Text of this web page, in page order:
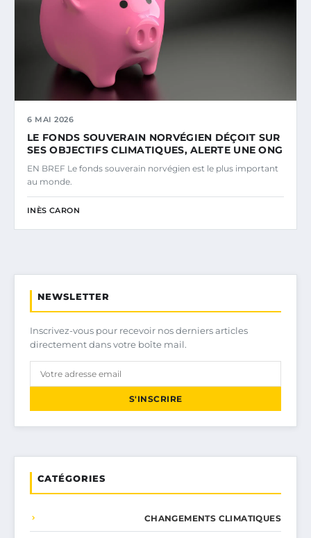
6 MAI 2026
LE FONDS SOUVERAIN NORVÉGIEN DÉÇOIT SUR
SES OBJECTIFS CLIMATIQUES, ALERTE UNE ONG
EN BREF Le fonds souverain norvégien est le plus important
au monde.
INÈS CARON
NEWSLETTER
Inscrivez-vous pour recevoir nos derniers articles
directement dans votre boîte mail.
S'INSCRIRE
CATÉGORIES
CHANGEMENTS CLIMATIQUES